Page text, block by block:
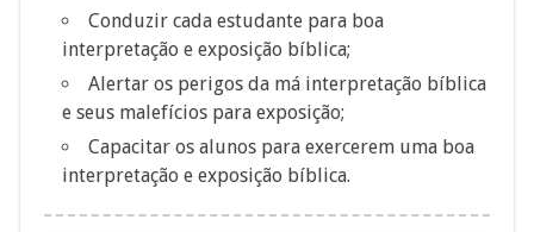
Conduzir cada estudante para boa
interpretação e exposição bíblica;
Alertar os perigos da má interpretação bíblica
e seus malefícios para exposição;
Capacitar os alunos para exercerem uma boa
interpretação e exposição bíblica.